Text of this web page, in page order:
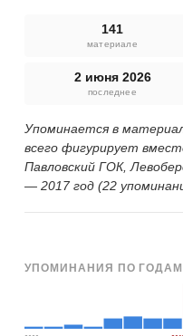
141
материале
2 июня 2026
последнее
Упоминается в
всего фигурирует
Павловский ГОК,
— 2017 год (22
УПОМИНАНИЯ ПО ГОДАМ